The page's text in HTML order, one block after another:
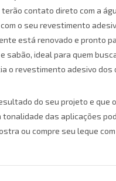
contato direto com a
o seu revestimento
está renovado e pronto
sabão, ideal para quem
o revestimento adesivo dos
do seu projeto e
das aplicações
ou compre seu leque